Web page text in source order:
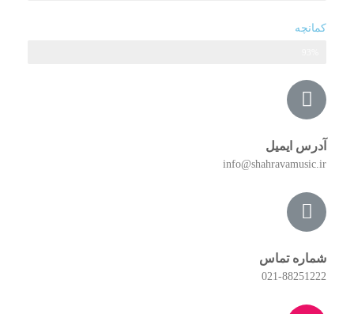
کمانچه
آدرس ایمیل
info@shahravamusic.ir
شماره تماس
021-88251222